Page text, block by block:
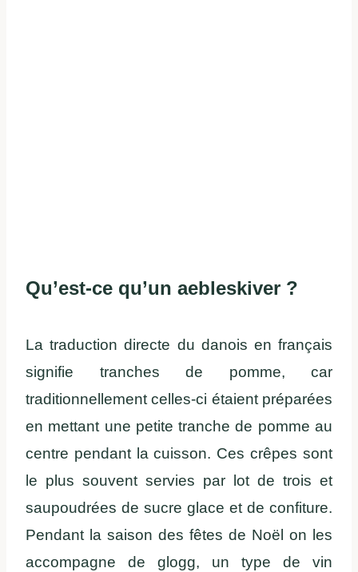
Qu’est-ce qu’un aebleskiver ?
La traduction directe du danois en français
signifie tranches de pomme, car
traditionnellement celles-ci étaient préparées
en mettant une petite tranche de pomme au
centre pendant la cuisson. Ces crêpes sont
le plus souvent servies par lot de trois et
saupoudrées de sucre glace et de confiture.
Pendant la saison des fêtes de Noël on les
accompagne de glogg, un type de vin